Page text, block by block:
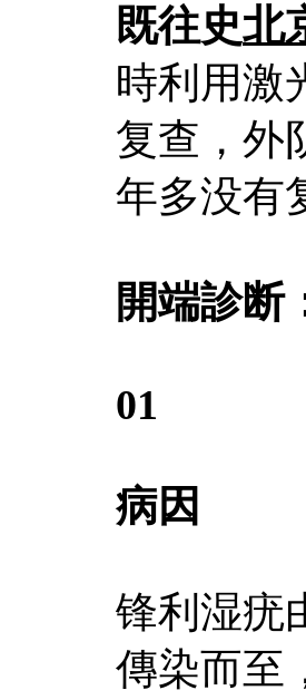
既往史北
時利用激
复查，外
年多没有
開端診断
01
病因
锋利湿疣
傳染而至